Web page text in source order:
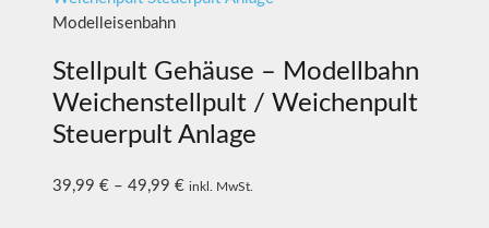
Modelleisenbahn
Stellpult Gehäuse – Modellbahn
Weichenstellpult / Weichenpult
Steuerpult Anlage
39,99 € – 49,99 € inkl. MwSt.